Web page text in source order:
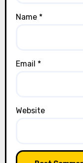
Name *
Email *
Website